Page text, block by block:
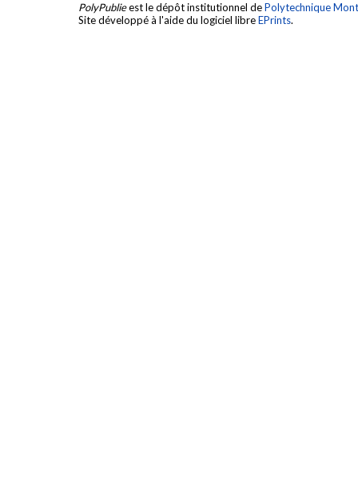
PolyPublieest le dépôt institutionnel dePolytechnique
Site développé à l'aide du logiciel libreEPrints.